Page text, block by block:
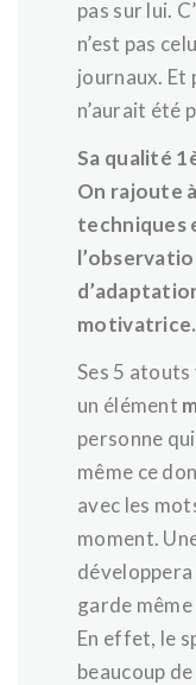
pas sur lui.
n’est pas
journaux. Et
n’aurait été
Sa qualité
On rajoute
techniques
motivatrice.
Ses 5
un élément
personne
même ce
avec les
moment.
garde
En effet, le
beaucoup